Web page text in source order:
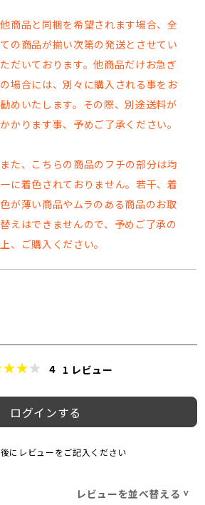
他商品と同梱を希望されます場合、全
ての商品が揃い次第の発送とさせてい
ただいております。他商品だけお急ぎ
の場合には、別々に購入される事をお
勧めいたします。その際、別途送料が
かかります事、予めご了承ください。
また、こちらの商品のフチの部分は均
一に着色されておりません。若干、着
色が薄い商品やムラのある商品のお取
替えはできませんので、予めご了承の
上、ご購入ください。
4 1 レビュー
ログインする
にレビューをご記入ください
レビューを並べ替える>